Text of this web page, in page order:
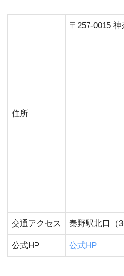
住所
〒257-0015
交通アクセス 秦野駅北口（
公式HP 公式HP